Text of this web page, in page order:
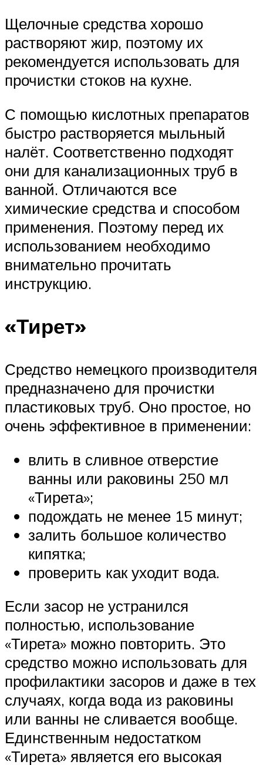
Щелочные средства хорошо
растворяют жир, поэтому их
рекомендуется использовать для
прочистки стоков на кухне.
С помощью кислотных препаратов
быстро растворяется мыльный
налёт. Соответственно подходят
они для канализационных труб в
ванной. Отличаются все
химические средства и способом
применения. Поэтому перед их
использованием необходимо
внимательно прочитать
инструкцию.
«Тирет»
Средство немецкого производителя
предназначено для прочистки
пластиковых труб. Оно простое, но
очень эффективное в применении:
влить в сливное отверстие
ванны или раковины 250 мл
«Тирета»;
подождать не менее 15 минут;
залить большое количество
кипятка;
проверить как уходит вода.
Если засор не устранился
полностью, использование
«Тирета» можно повторить. Это
средство можно использовать для
профилактики засоров и даже в тех
случаях, когда вода из раковины
или ванны не сливается вообще.
Единственным недостатком
«Тирета» является его высокая